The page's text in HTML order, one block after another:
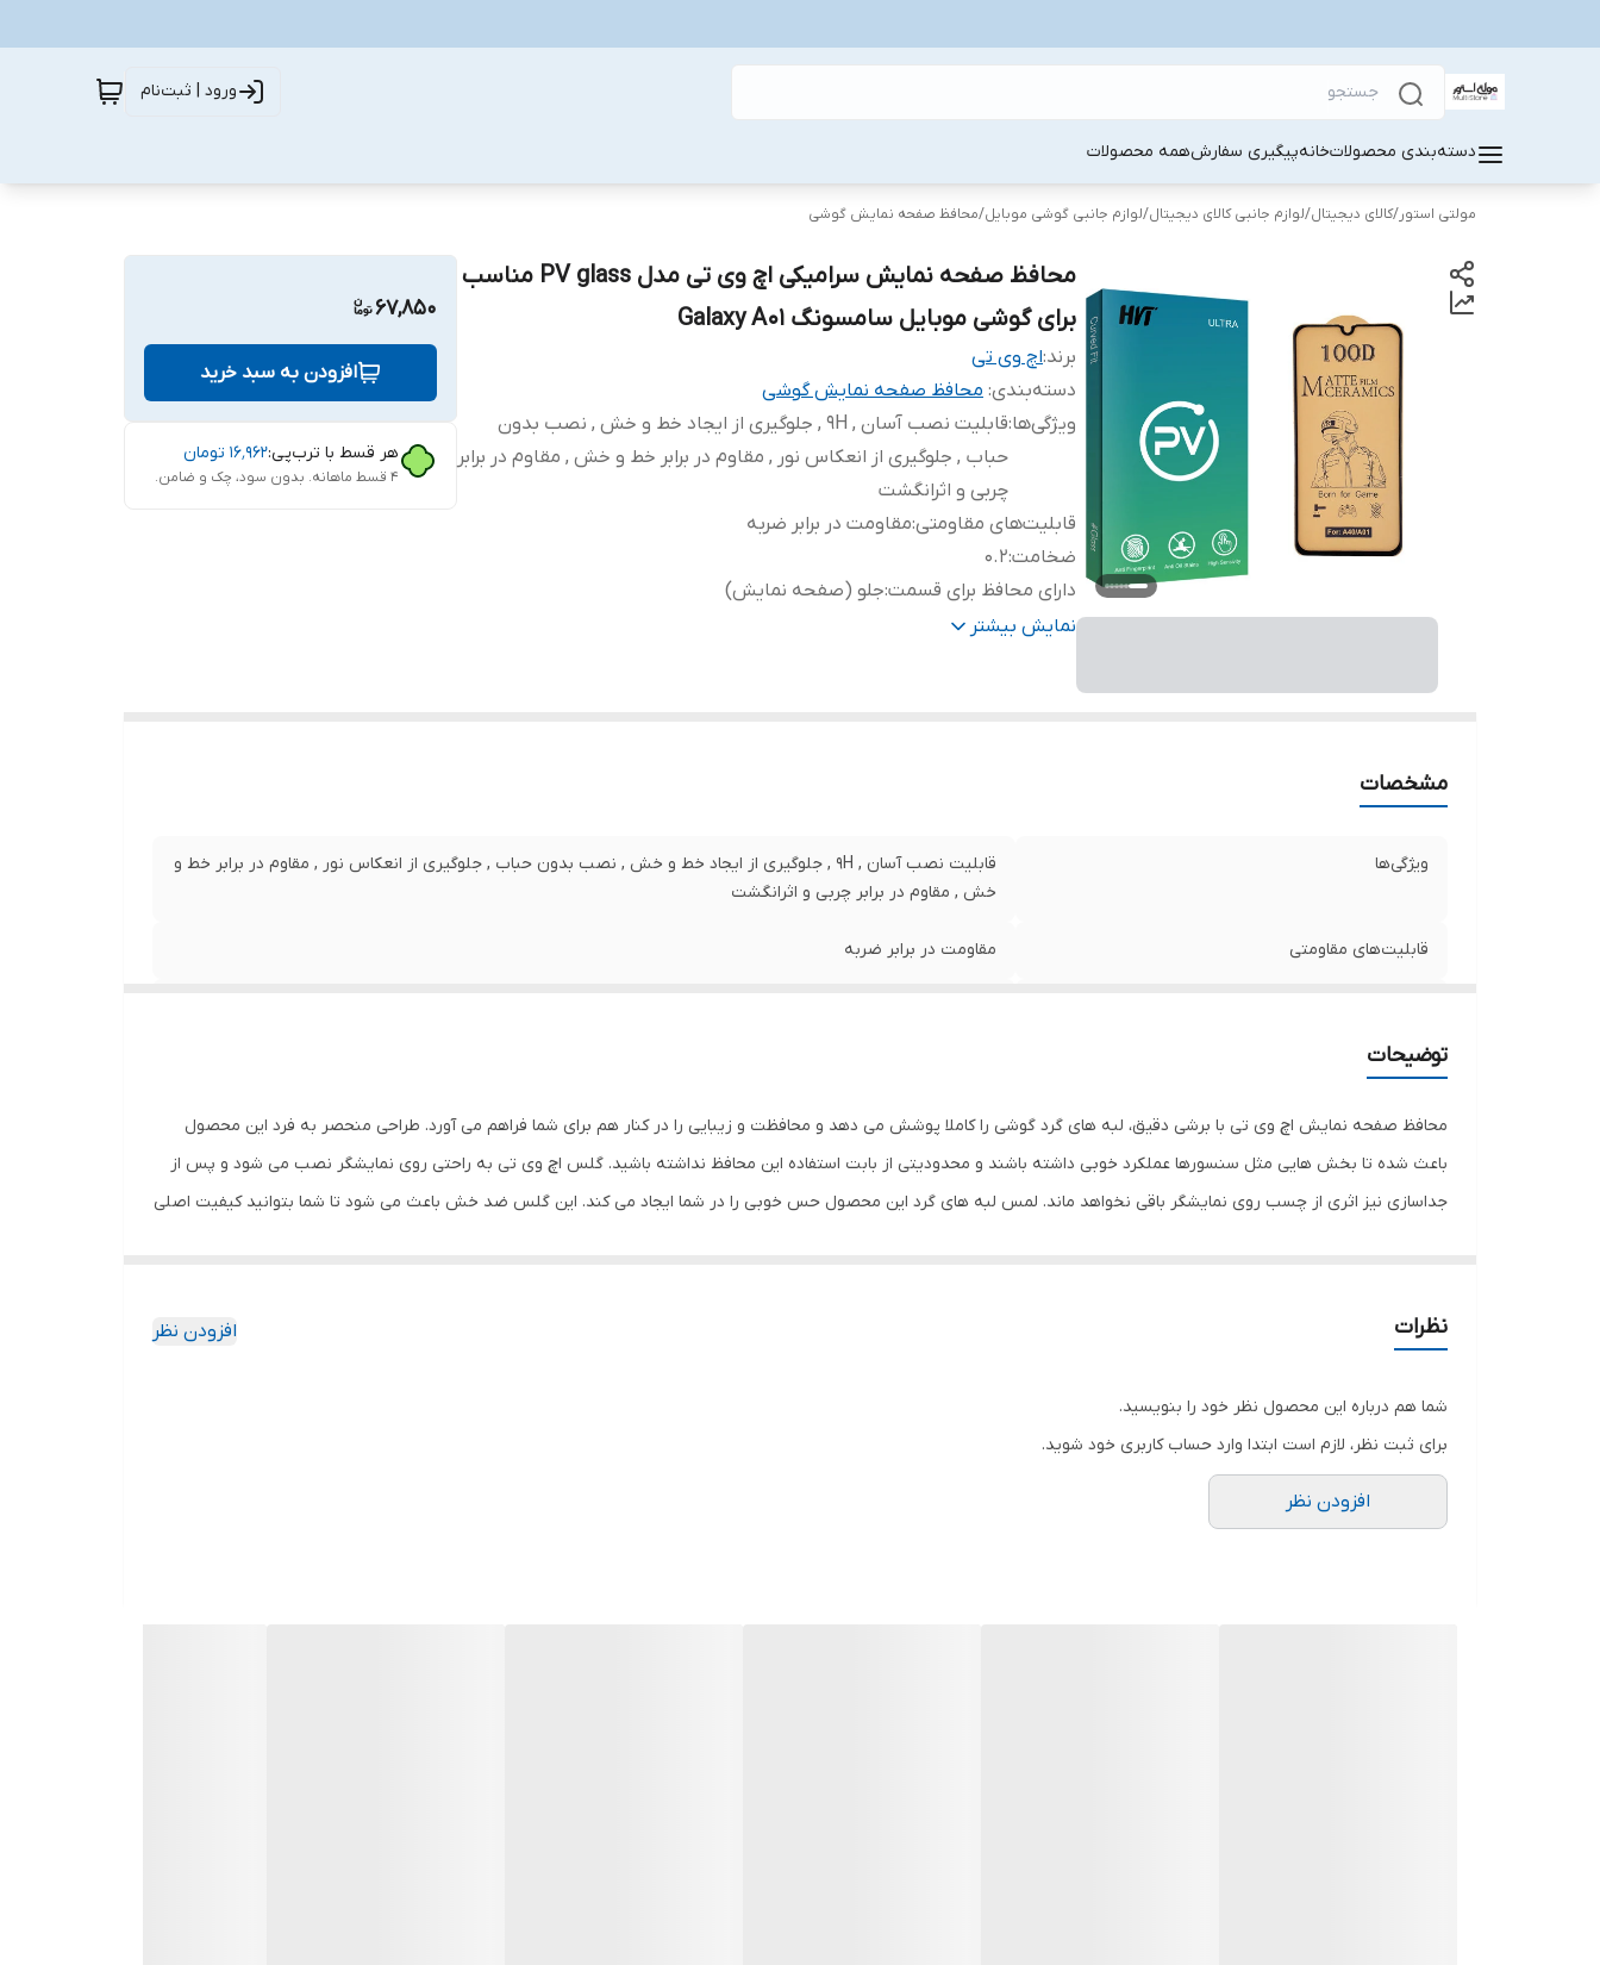
ورود | ثبت‌نام
دسته‌بندی محصولاتخانهپیگیری سفارشهمه محصولات
مولتی استور/کالای دیجیتال/لوازم جانبی کالای دیجیتال/لوازم جانبی گوشی موبایل/محافظ صفحه نمایش گوشی
محافظ صفحه نمایش سرامیکی اچ وی تی مدل PV glass مناسب
برای گوشی موبایل سامسونگ Galaxy A01
برند:اچ وی تی
دسته‌بندی: محافظ صفحه نمایش گوشی
ویژگی‌ها:
قابلیت نصب آسان , 9H , جلوگیری از ایجاد خط و خش , نصب بدون
حباب , جلوگیری از انعکاس نور , مقاوم در برابر خط و خش , مقاوم در برابر
چربی و اثرانگشت
قابلیت‌های مقاومتی:مقاومت در برابر ضربه
ضخامت:
0.2
دارای محافظ برای قسمت:جلو (صفحه نمایش)
رنگ:مشکی
نمایش بیشتر
67,850
افزودن به سبد خرید
هر قسط با ترب‌پی:۱۶٬۹۶۲ تومان
۴ قسط ماهانه. بدون سود، چک و ضامن.
مشخصات
ویژگی‌ها
قابلیت نصب آسان , 9H , جلوگیری از ایجاد خط و خش , نصب بدون حباب , جلوگیری از انعکاس نور , مقاوم در برابر خط و
خش , مقاوم در برابر چربی و اثرانگشت
قابلیت‌های مقاومتی مقاومت در برابر ضربه
دارای محافظ برای قسمت
رنگ مشکی
توضیحات
محافظ صفحه نمایش اچ وی تی با برشی دقیق، لبه های گرد گوشی را کاملا پوشش می دهد و محافظت و زیبایی را در کنار هم برای شما فراهم می آورد. طراحی منحصر به فرد این محصول
باعث شده تا بخش هایی مثل سنسورها عملکرد خوبی داشته باشند و محدودیتی از بابت استفاده این محافظ نداشته باشید. گلس اچ وی تی به راحتی روی نمایشگر نصب می شود و پس از
جداسازی نیز اثری از چسب روی نمایشگر باقی نخواهد ماند. لمس لبه های گرد این محصول حس خوبی را در شما ایجاد می کند. این گلس ضد خش باعث می شود تا شما بتوانید کیفیت اصلی
نظرات افزودن نظر
شما هم درباره این محصول نظر خود را بنویسید.
برای ثبت نظر، لازم است ابتدا وارد حساب کاربری خود شوید.
افزودن نظر